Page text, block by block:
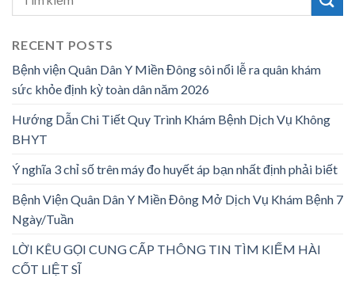
RECENT POSTS
Bệnh viện Quân Dân Y Miền Đông sôi nổi lễ ra quân khám
sức khỏe định kỳ toàn dân năm 2026
Hướng Dẫn Chi Tiết Quy Trình Khám Bệnh Dịch Vụ Không
BHYT
Ý nghĩa 3 chỉ số trên máy đo huyết áp bạn nhất định phải biết
Bệnh Viện Quân Dân Y Miền Đông Mở Dịch Vụ Khám Bệnh 7
Ngày/Tuần
LỜI KÊU GỌI CUNG CẤP THÔNG TIN TÌM KIẾM HÀI
CỐT LIỆT SĨ